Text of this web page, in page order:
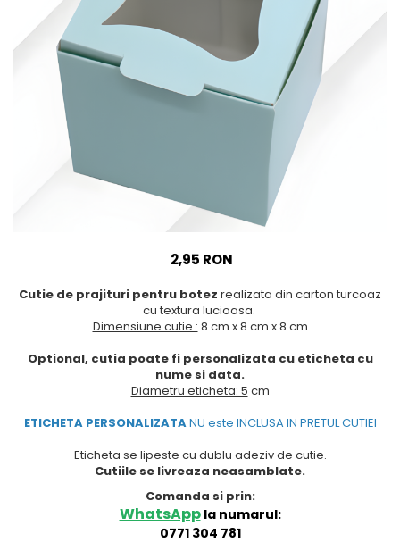
Meniuri & nr de BOTEZ
Plicuri si cartoane pentru
INVITATII
TAVA pentru MOT
Cruciulite de BOTEZ
Invitatii BANCHET
Baloane & decoratiuni BOTEZ
Trusouri & Lumanari Botez
Pahare Miri & Nasi
Cocarde nunta
Inmormatare/pomana
Meniuri pentru NUNTA
Decoratiuni NUNTA
2,95 RON
Cutie de prajituri pentru botez realizata din carton turcoaz
cu textura lucioasa.
Dimensiune cutie : 8 cm x 8 cm x 8 cm
Optional, cutia poate fi personalizata cu eticheta cu
nume si data.
Diametru eticheta: 5 cm
ETICHETA PERSONALIZATANU este INCLUSA IN PRETUL CUTIEI
Eticheta se lipeste cu dublu adeziv de cutie.
Cutiile se livreaza neasamblate.
Comanda si prin:
WhatsApp la numarul:
0771 304 781